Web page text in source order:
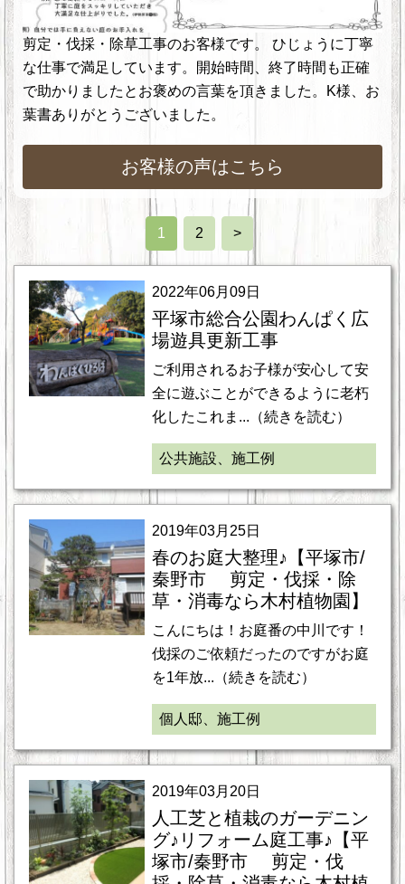
剪定・伐採・除草工事のお客様です。 ひじょうに丁寧
な仕事で満足しています。開始時間、終了時間も正確
で助かりましたとお褒めの言葉を頂きました。K様、お
葉書ありがとうございました。
お客様の声はこちら
1 2 >
2022年06月09日
平塚市総合公園わんぱく広
場遊具更新工事
ご利用されるお子様が安心して安
全に遊ぶことができるように老朽
化したこれま...（続きを読む）
公共施設、施工例
2019年03月25日
春のお庭大整理♪【平塚市/
秦野市 剪定・伐採・除
草・消毒なら木村植物園】
こんにちは！お庭番の中川です！
伐採のご依頼だったのですがお庭
を1年放...（続きを読む）
個人邸、施工例
2019年03月20日
人工芝と植栽のガーデニン
グ♪リフォーム庭工事♪【平
塚市/秦野市 剪定・伐